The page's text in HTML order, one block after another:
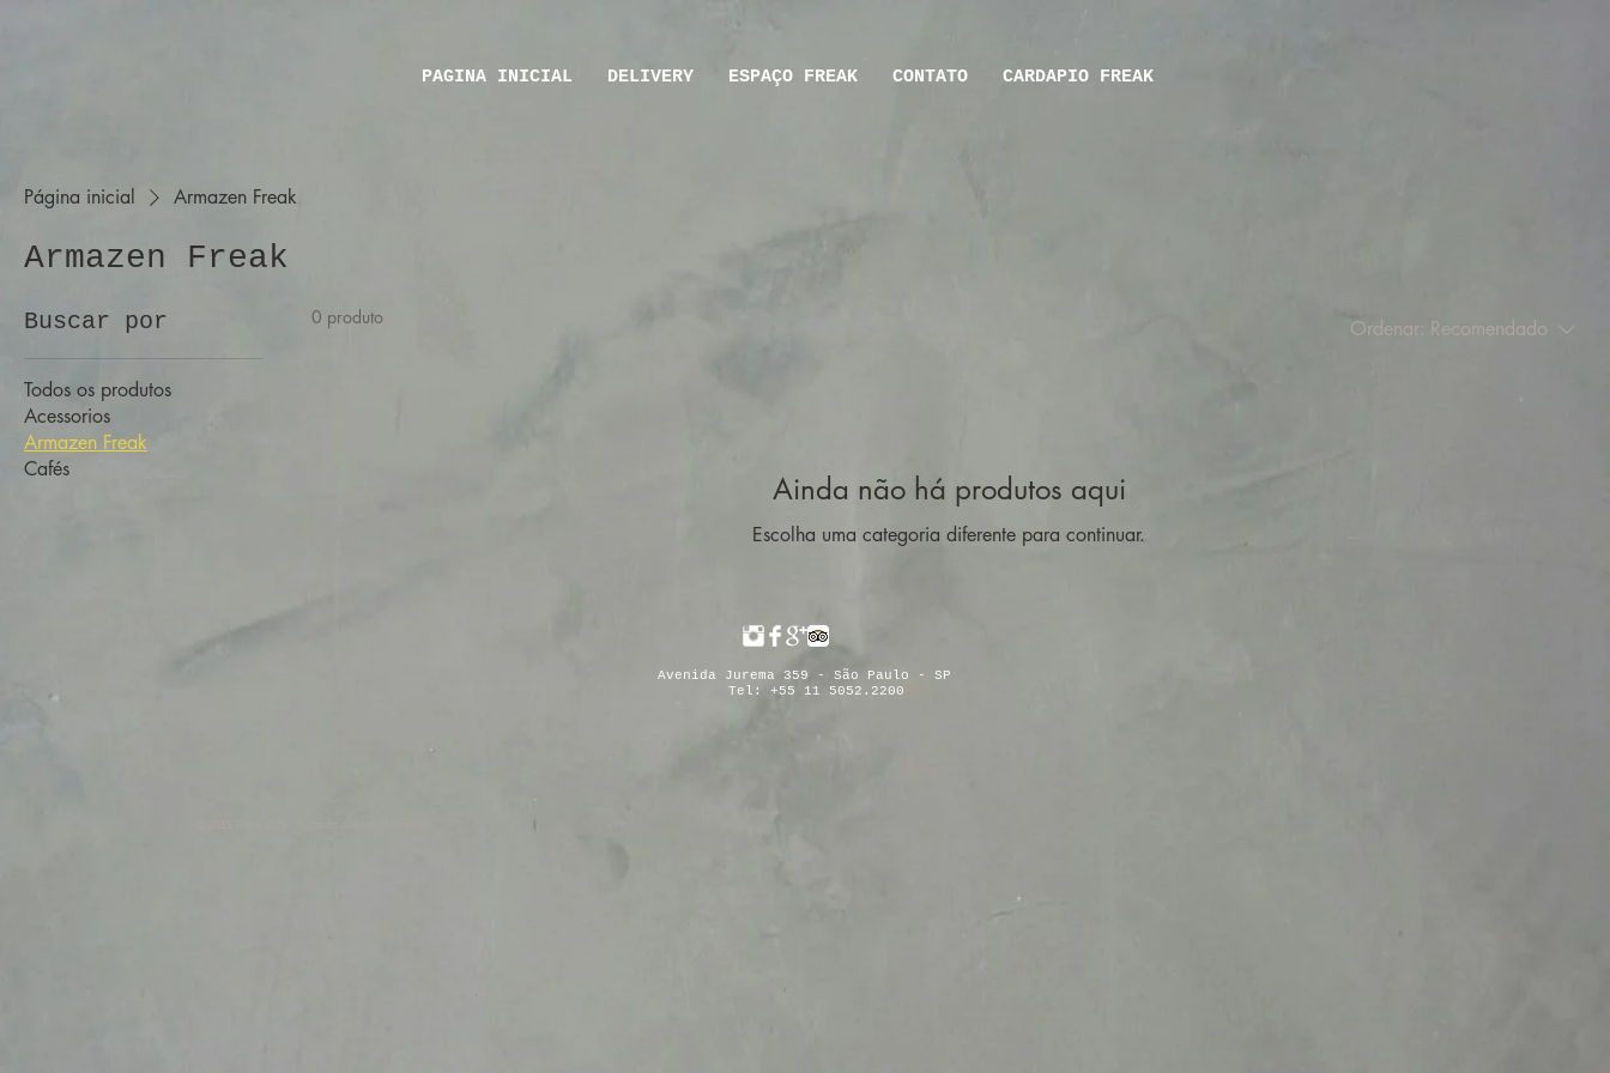
PÁGINA INICIAL DELIVERY ESPAÇO FREAK CONTATO CARDÁPIO FREAK
Página inicial Armazen Freak
Armazen Freak
Buscar por
Todos os produtos
Acessorios
Armazen Freak
Cafés
0 produto Ordenar: Recomendado
Ainda não há produtos aqui
Escolha uma categoria diferente para continuar.
Avenida Jurema 359 - São Paulo - SP
Tel: +55 11 5052.2200